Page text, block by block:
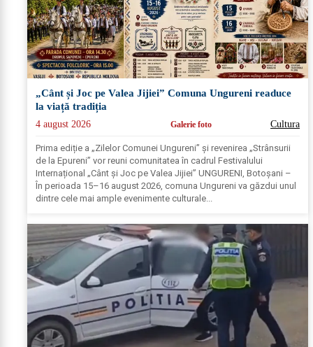
„Cânt și Joc pe Valea Jijiei” Comuna Ungureni readuce
la viață tradiția
4 august 2026 Galerie foto Cultura
Prima ediție a „Zilelor Comunei Ungureni” și revenirea „Strânsurii
de la Epureni” vor reuni comunitatea în cadrul Festivalului
Internațional „Cânt și Joc pe Valea Jijiei” UNGURENI, Botoșani –
În perioada 15–16 august 2026, comuna Ungureni va găzdui unul
dintre cele mai ample evenimente culturale...